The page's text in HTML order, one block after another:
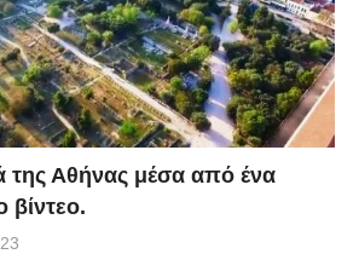
της Αθήνας μέσα από ένα
βίντεο.